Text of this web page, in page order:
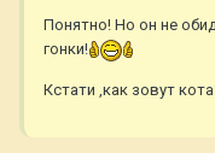
Понятно! Но он не
гонки!
Кстати ,как зовут